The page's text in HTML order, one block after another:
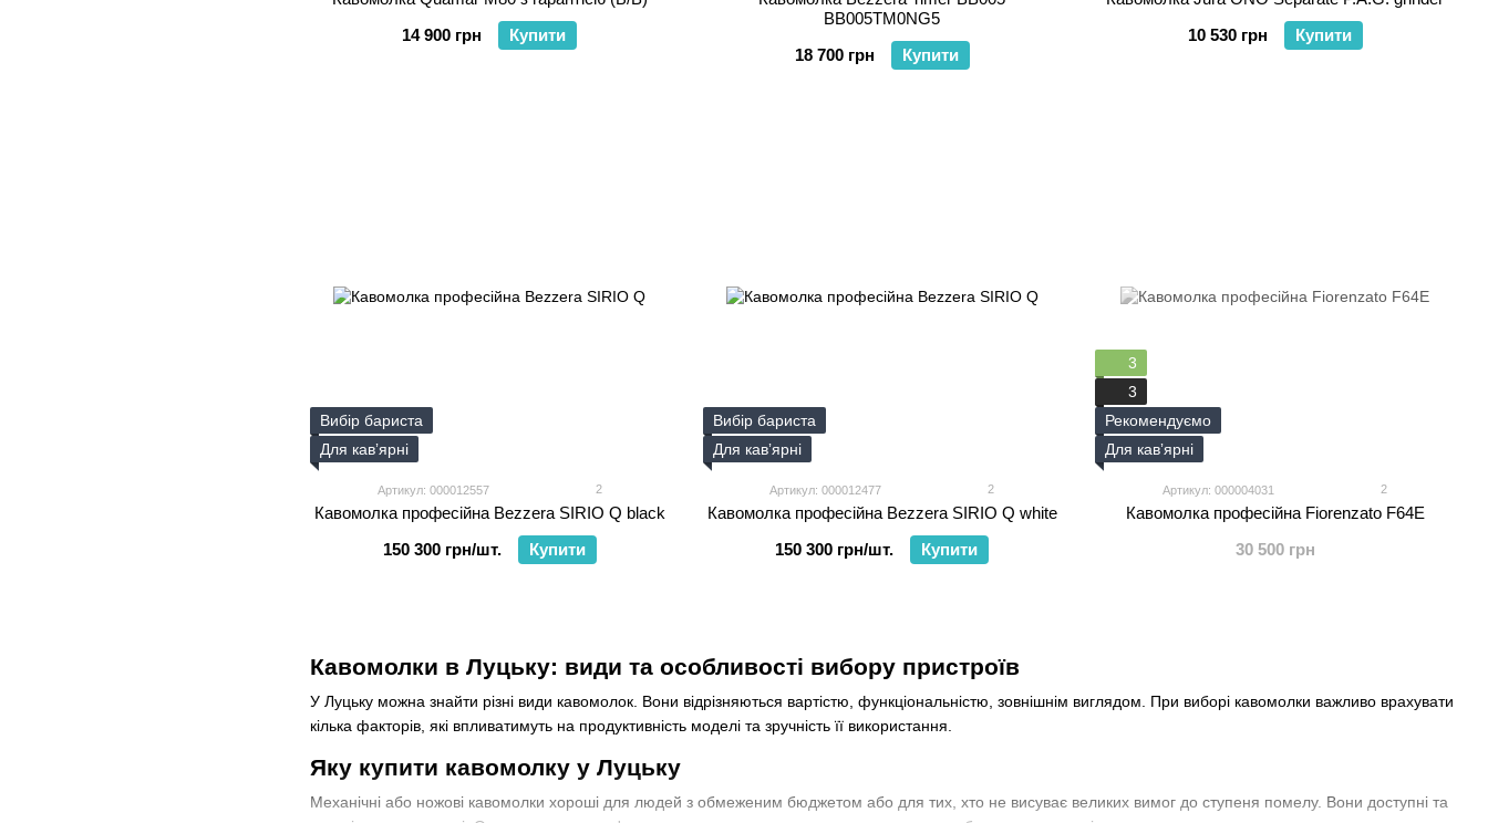
Кавомолки в Луцьку: види та особливості вибору пристроїв
У Луцьку можна знайти різні види кавомолок. Вони відрізняються вартістю, функціональністю, зовнішнім виглядом. При виборі кавомолки важливо врахувати
кілька факторів, які впливатимуть на продуктивність моделі та зручність її використання.
Яку купити кавомолку у Луцьку
Механічні або ножові кавомолки хороші для людей з обмеженим бюджетом або для тих, хто не висуває великих вимог до ступеня помелу. Вони доступні та
14 900 грн
Купити
BB005TM0NG5
18 700 грн
Купити
10 530 грн
Купити
Вибір бариста
Для кавʼярні
Артикул: 000012557 2
Кавомолка професійна Bezzera SIRIO Q black
150 300 грн/шт.
Купити
Вибір бариста
Для кавʼярні
Артикул: 000012477 2
Кавомолка професійна Bezzera SIRIO Q white
150 300 грн/шт.
Купити
3
3
Рекомендуємо
Для кавʼярні
Артикул: 000004031 2
Кавомолка професійна Fiorenzato F64E
30 500 грн